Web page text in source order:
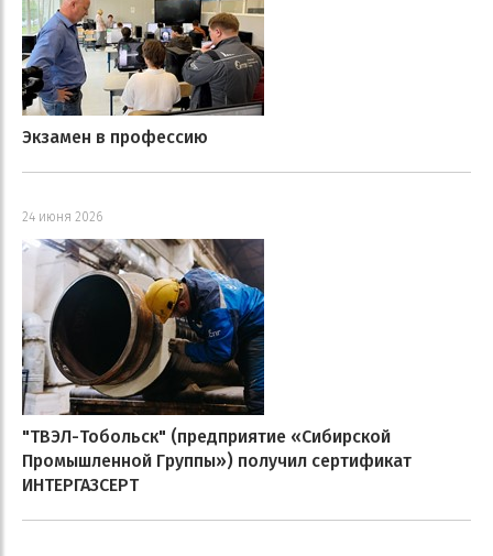
Экзамен в профессию
24 июня 2026
"ТВЭЛ-Тобольск" (предприятие «Сибирской
Промышленной Группы») получил сертификат
ИНТЕРГАЗСЕРТ